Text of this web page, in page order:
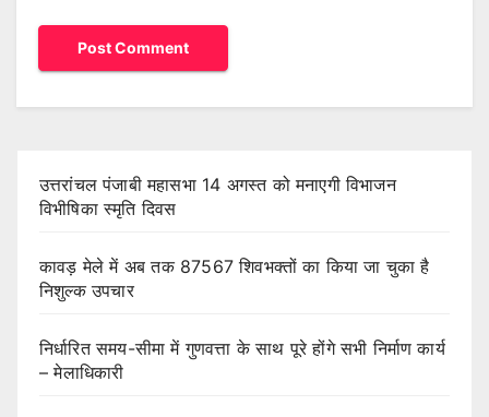
उत्तरांचल पंजाबी महासभा 14 अगस्त को मनाएगी विभाजन
विभीषिका स्मृति दिवस
कावड़ मेले में अब तक 87567 शिवभक्तों का किया जा चुका है
निशुल्क उपचार
निर्धारित समय-सीमा में गुणवत्ता के साथ पूरे होंगे सभी निर्माण कार्य
– मेलाधिकारी